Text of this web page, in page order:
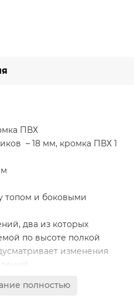
ПВХ
– 18 мм, кромка ПВХ 1
топом и боковыми
два из которых
по высоте полкой
изменения
с системой
полностью